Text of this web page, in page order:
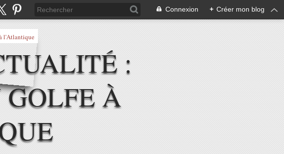
Connexion + Créer mon blog
:
À